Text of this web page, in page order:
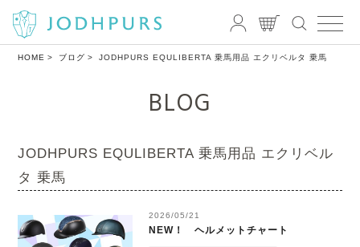
HOME ブログ JODHPURS EQULIBERTA 乗馬用品 エクリベルタ 乗馬
BLOG
JODHPURS EQULIBERTA 乗馬用品 エクリベル
タ 乗馬
2026/05/21
NEW！ ヘルメットチャート